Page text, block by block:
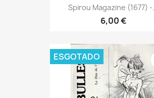
Spirou Magazine (1677) -
6,00 €
ESGOTADO